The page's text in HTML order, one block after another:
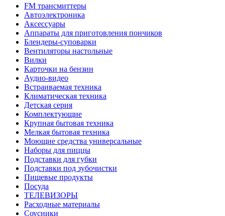
FM трансмиттеры
Автоэлектроника
Аксессуары
Аппараты для приготовления пончиков
Блендеры-суповарки
Вентиляторы настольные
Вилки
Карточки на бензин
Аудио-видео
Встраиваемая техника
Климатическая техника
Детская серия
Комплектующие
Крупная бытовая техника
Мелкая бытовая техника
Моющие средства универсальные
Наборы для пиццы
Подставки для губки
Подставки под зубочистки
Пищевые продукты
Посуда
ТЕЛЕВИЗОРЫ
Расходные материалы
Соусники